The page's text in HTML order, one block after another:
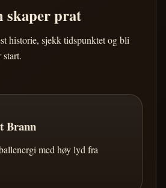
skaper prat
historie, sjekk tidspunktet og bli
Brann
med høy lyd fra